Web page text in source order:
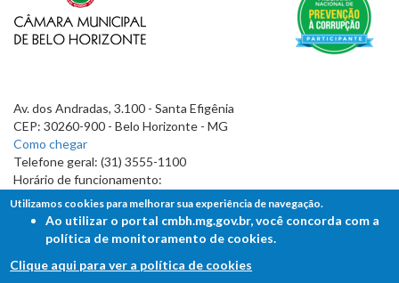
Av. dos Andradas, 3.100 - Santa Efigênia
CEP: 30260-900 - Belo Horizonte - MG
Como chegar
Telefone geral: (31) 3555-1100
Horário de funcionamento:
7h às 19h
Utilizamos cookies para melhorar sua experiência de navegação.
Ao utilizar o portal cmbh.mg.gov.br, você concorda com a
política de monitoramento de cookies.
Clique aqui para ver a política de cookies